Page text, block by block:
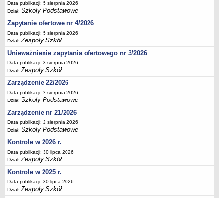
Deklaracja dostępności
DEKLARACJA DOSTĘPNOŚCI
OŚWIADCZENIA MAJĄTKOWE
PONOWNE WYKORZYSTYWANIE
UDOSTĘPNIANIE INFORMACJI PUBLICZNEJ
OCHRONA DANYCH OSOBOWYCH
Data publikacji: 5 sierpnia 2026
Dział:Szkoły Podstawowe
Zapytanie ofertowe nr 4/2026
Data publikacji: 5 sierpnia 2026
Dział:Zespoły Szkół
Unieważnienie zapytania ofertowego nr 3/2026
Data publikacji: 3 sierpnia 2026
Dział:Zespoły Szkół
Zarządzenie 22/2026
Data publikacji: 2 sierpnia 2026
Dział:Szkoły Podstawowe
Zarządzenie nr 21/2026
Data publikacji: 2 sierpnia 2026
Dział:Szkoły Podstawowe
Kontrole w 2026 r.
Data publikacji: 30 lipca 2026
Dział:Zespoły Szkół
Kontrole w 2025 r.
Data publikacji: 30 lipca 2026
Dział:Zespoły Szkół